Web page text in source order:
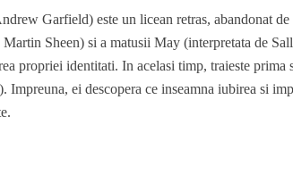
Garfield) este un licean retras, abandonat
Sheen) si a matusii May (interpretata de
propriei identitati. In acelasi timp, traieste prima
Impreuna, ei descopera ce inseamna iubirea si